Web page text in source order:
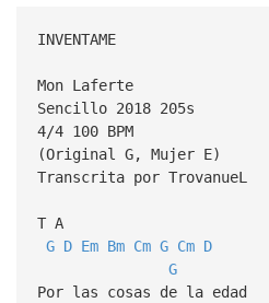
INVENTAME
Mon Laferte
Sencillo 2018 205s
4/4 100 BPM
(Original G, Mujer E)
Transcrita por TrovanueL
T A
G D Em Bm Cm G Cm D
G
Por las cosas de la edad